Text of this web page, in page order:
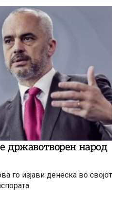
државотворен народ
го изјави денеска во својот